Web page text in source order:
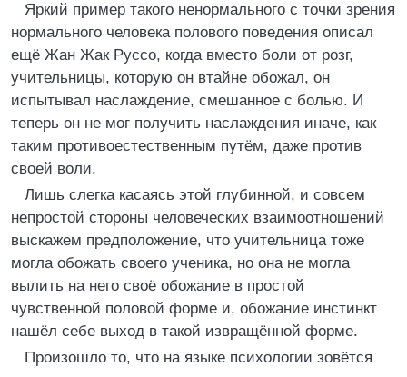
Яркий пример такого ненормального с точки зрения
нормального человека полового поведения описал
ещё Жан Жак Руссо, когда вместо боли от розг,
учительницы, которую он втайне обожал, он
испытывал наслаждение, смешанное с болью. И
теперь он не мог получить наслаждения иначе, как
таким противоестественным путём, даже против
своей воли.
Лишь слегка касаясь этой глубинной, и совсем
непростой стороны человеческих взаимоотношений
выскажем предположение, что учительница тоже
могла обожать своего ученика, но она не могла
вылить на него своё обожание в простой
чувственной половой форме и, обожание инстинкт
нашёл себе выход в такой извращённой форме.
Произошло то, что на языке психологии зовётся